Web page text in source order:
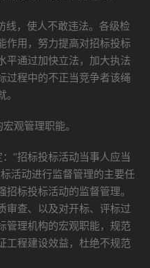
线，使人不敢违法。各级检
作用，努力提高对招标投标
平通过加快立法，加大执法
过程中的不正当竞争者该绳
观管理职能。
“招标投标活动当事人应当
活动进行监督管理的主要任
标投标活动的监督管理。
审查、以及对开标、评标过
管理机构的宏观职能，规范
工程建设效益，杜绝不规范